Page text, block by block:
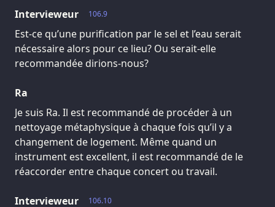
106.9
Intervieweur
Est-ce qu’une purification par le sel et l’eau serait
nécessaire alors pour ce lieu? Ou serait-elle
recommandée dirions-nous?
Ra
Je suis Ra. Il est recommandé de procéder à un
nettoyage métaphysique à chaque fois qu’il y a
changement de logement. Même quand un
instrument est excellent, il est recommandé de le
réaccorder entre chaque concert ou travail.
106.10
Intervieweur